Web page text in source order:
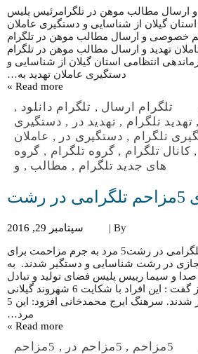
ارسال مطالب موهن در تلگرامرئیس پلیس
گیلان از شناسایی و دستگیری عاملان
خصوصی و ارسال مطالب موهن در تلگرام
تهدید و ارسال مطالب موهن در تلگرام
انتظامی استان گیلان از شناسایی و
دستگیری عاملان تهدید به…
Read more »
تلگرام ارسال, تلگرام دانلود,
تهدید تلگرام, تهدید در,
دستگیری
تلگرام, دستگیری در, عاملان
کانال تلگرام, گروه تلگرام, گروه
های جدید تلگرام, مطالب, و
By | سپتامبر 29, 2016
دستگیری 5مزاحم تلگرامی در رشت5 مرد به جرم مزاحمت برای
در رشت شناسایی و دستگیر شدند. به
و سیما رییس پلیس فضای تولید و تبادل
اطلاعات گیلان امروز گفت : این افراد با شکایت 6 شهروند گیلانی
شناسایی و دستگیر شدند. سرهنگ ایرج محمدخانی افزود: این 5
مرد…
Read more »
, 5مزاحم در ,
5مزاحم